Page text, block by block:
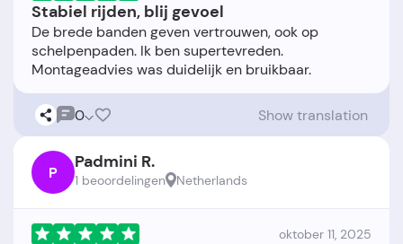
Stabiel rijden, blij gevoel
De brede banden geven vertrouwen, ook op
schelpenpaden. Ik ben supertevreden.
0 Show translation
P Padmini R.
1 beoordelingen Netherlands
oktober 11, 2025